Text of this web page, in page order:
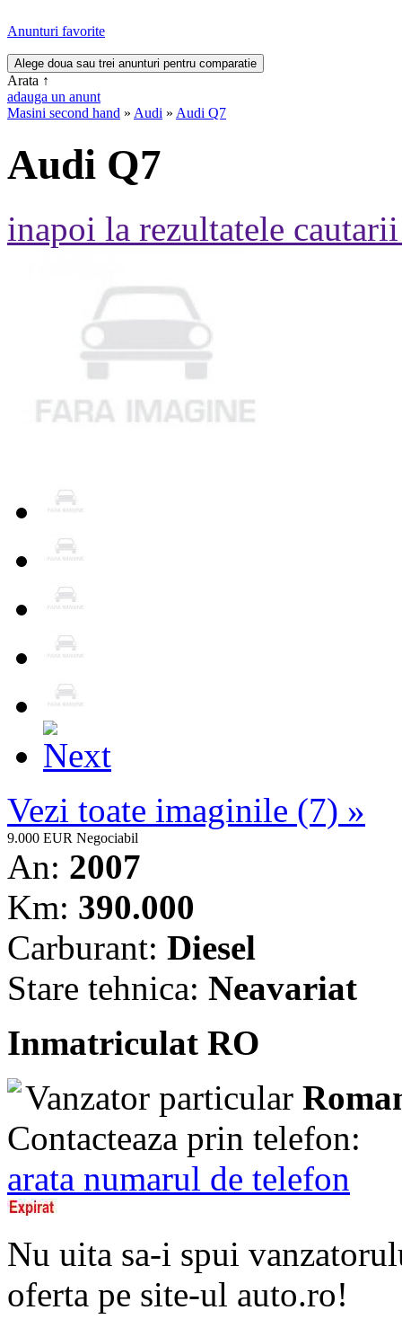
Anunturi favorite
Arata ↑
adauga un anunt
Masini second hand » Audi » Audi Q7
Audi Q7
inapoi la rezultatele
Vezi toate imaginile (7) »
9.000 EUR Negociabil
An: 2007
Km: 390.000
Carburant: Diesel
Stare tehnica: Neavariat
Inmatriculat RO
Vanzator particular
Contacteaza prin telefon:
arata numarul de telefon
Nu uita sa-i spui
oferta pe site-ul auto.ro!